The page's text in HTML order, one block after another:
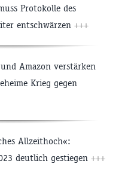
Protokolle des
entschwärzen +++
Amazon verstärken
Krieg gegen
Allzeithoch«:
deutlich gestiegen +++